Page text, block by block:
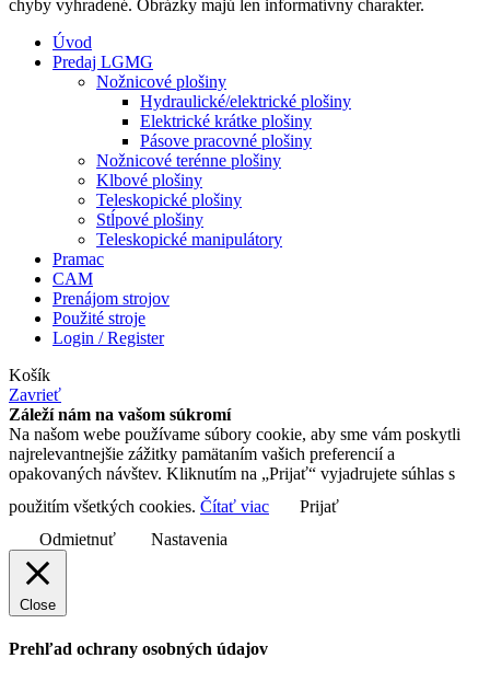
chyby vyhradené. Obrázky majú len informatívny charakter.
Úvod
Predaj LGMG
Nožnicové plošiny
Hydraulické/elektrické plošiny
Elektrické krátke plošiny
Pásove pracovné plošiny
Nožnicové terénne plošiny
Klbové plošiny
Teleskopické plošiny
Stĺpové plošiny
Teleskopické manipulátory
Pramac
CAM
Prenájom strojov
Použité stroje
Login / Register
Košík
Zavrieť
Záleží nám na vašom súkromí
Na našom webe používame súbory cookie, aby sme vám poskytli
najrelevantnejšie zážitky pamätaním vašich preferencií a
opakovaných návštev. Kliknutím na „Prijať“ vyjadrujete súhlas s
použitím všetkých cookies. Čítať viac
Prijať
Odmietnuť
Nastavenia
Close
Prehľad ochrany osobných údajov